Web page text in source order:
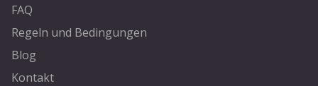
FAQ
Regeln und Bedingungen
Blog
Kontakt